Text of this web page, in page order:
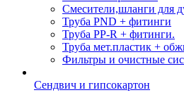
Смесители,шланги для
Труба PND + фитинги
Труба PP-R + фитинги.
Труба мет.пластик +
Фильтры и очистные
Сендвич и гипсокартон